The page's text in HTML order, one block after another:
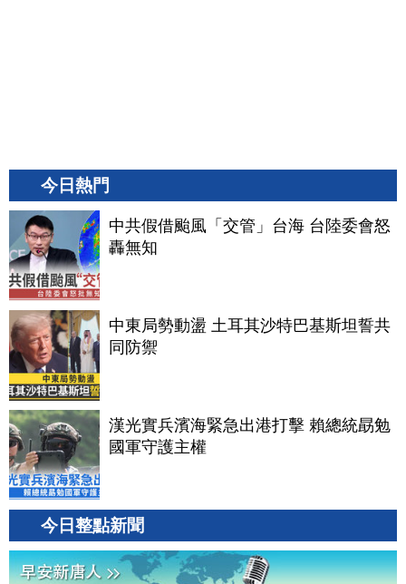
今日熱門
中共假借颱風「交管」台海 台陸委會怒
轟無知
中東局勢動盪 土耳其沙特巴基斯坦誓共
同防禦
漢光實兵濱海緊急出港打擊 賴總統勗勉
國軍守護主權
今日整點新聞